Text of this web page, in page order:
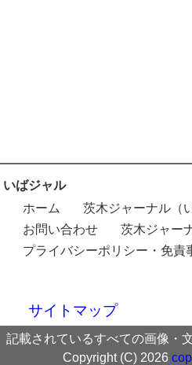
いばジャル
ホーム
茨木ジャーナル（
お問い合わせ
茨木ジャー
プライバシーポリシー・免責
サイトマップ
記載されているすべての画像・
Copyright (C) 2026